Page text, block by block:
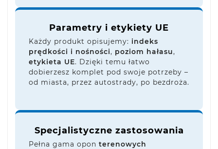
Parametry i etykiety UE
Każdy produkt opisujemy: indeks
prędkości i nośności, poziom hałasu,
etykieta UE. Dzięki temu łatwo
dobierzesz komplet pod swoje potrzeby –
od miasta, przez autostrady, po bezdroża.
Specjalistyczne zastosowania
Pełna gama opon terenowych